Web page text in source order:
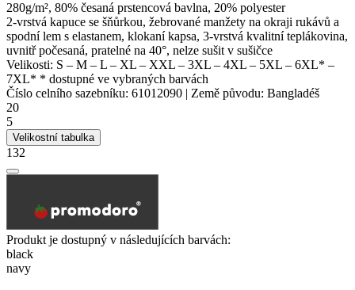
280g/m², 80% česaná prstencová bavlna, 20% polyester
2-vrstvá kapuce se šňůrkou, žebrované manžety na okraji rukávů a
spodní lem s elastanem, klokaní kapsa, 3-vrstvá kvalitní teplákovina,
uvnitř počesaná, pratelné na 40°, nelze sušit v sušičce
Velikosti: S – M – L – XL – XXL – 3XL – 4XL – 5XL – 6XL* –
7XL* * dostupné ve vybraných barvách
Číslo celního sazebníku: 61012090 | Země původu: Bangladéš
20
5
Velikostní tabulka
132
Produkt je dostupný v následujících barvách:
black
navy